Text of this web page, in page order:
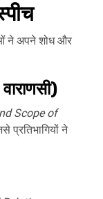
ने अपने शोध और
Scope of
प्रतिभागियों ने